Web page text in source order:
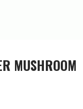
MUSHROOM